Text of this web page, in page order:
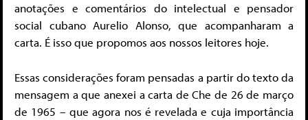
anotações e comentários do intelectual e pensador
social cubano Aurelio Alonso, que acompanharam a
carta. É isso que propomos aos nossos leitores hoje.
Essas considerações foram pensadas a partir do texto da
mensagem a que anexei a carta de Che de 26 de março
de 1965 – que agora nos é revelada e cuja importância